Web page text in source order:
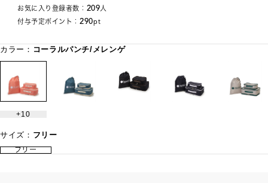
お気に入り登録者数： 209人
付与予定ポイント： 290pt
カラー： コーラルパンチ/メレンゲ
10
サイズ： フリー
フリー